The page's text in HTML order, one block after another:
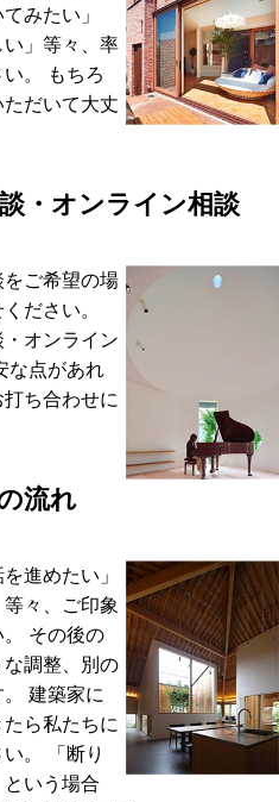
みたい」
い」等々、率
。
もちろ
だいて大丈
・オンライン相談
ご希望の場
ださい。
オンライン
な点があれ
ち合わせに
流れ
進めたい」
等々、ご印象
その後の
調整、別の
建築家に
ら私たちに
。
「断り
いう場合